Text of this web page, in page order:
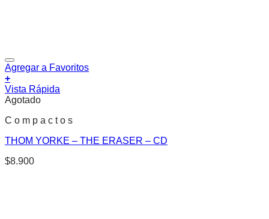
Agregar a Favoritos
+
Vista Rápida
Agotado
C o m p a c t o s
THOM YORKE – THE ERASER – CD
$8.900